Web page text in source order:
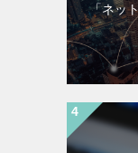
「ネッ